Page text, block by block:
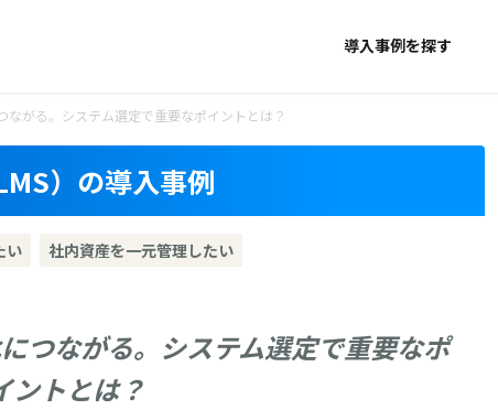
導入事例を探す
ながる。システム選定で重要なポイントとは？
）の導入事例
い 社内資産を一元管理したい
つながる。システム選定で重要なポ
ントとは？